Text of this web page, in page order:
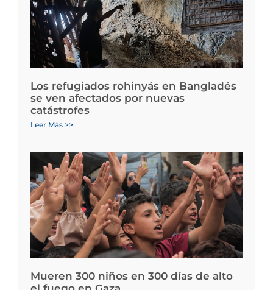
Los refugiados rohinyás en Bangladés
se ven afectados por nuevas
catástrofes
Leer Más >>
Mueren 300 niños en 300 días de alto